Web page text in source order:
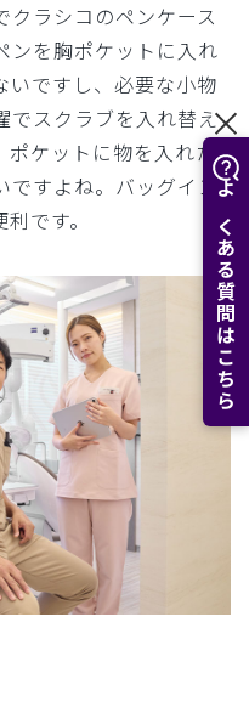
よくある質問はこちら
クラシコのペンケース
ンを胸ポケットに入れ
いですし、必要な小物
でスクラブを入れ替え
ポケットに物を入れた
ですよね。バッグイン
です。